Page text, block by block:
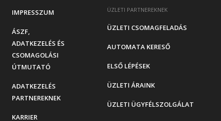
ÜZLETI PARTNEREKNEK
ÜZLETI CSOMAGFELADÁS
AUTOMATA KERESŐ
ELSŐ LÉPÉSEK
ÜZLETI ÁRAINK
ÜZLETI ÜGYFÉLSZOLGÁLAT
IMPRESSZUM
ÁSZF,
ADATKEZELÉS ÉS
CSOMAGOLÁSI
ÚTMUTATÓ
ADATKEZELÉS
PARTNEREKNEK
KARRIER